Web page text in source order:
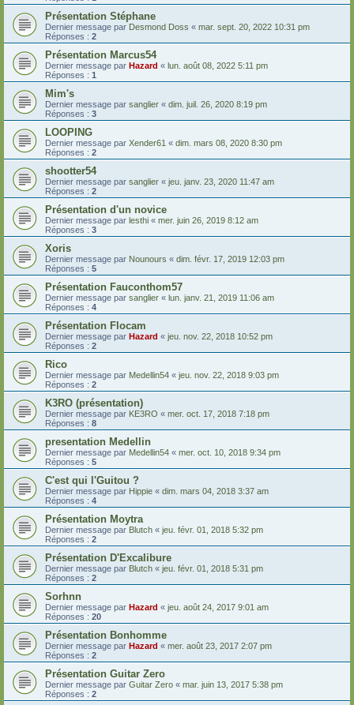
Présentation Stéphane
Dernier message par Desmond Doss « mar. sept. 20, 2022 10:31 pm
Réponses : 2
Présentation Marcus54
Dernier message par Hazard « lun. août 08, 2022 5:11 pm
Réponses : 1
Mim's
Dernier message par sanglier « dim. juil. 26, 2020 8:19 pm
Réponses : 3
LOOPING
Dernier message par Xender61 « dim. mars 08, 2020 8:30 pm
Réponses : 2
shootter54
Dernier message par sanglier « jeu. janv. 23, 2020 11:47 am
Réponses : 2
Présentation d'un novice
Dernier message par lesthi « mer. juin 26, 2019 8:12 am
Réponses : 3
Xoris
Dernier message par Nounours « dim. févr. 17, 2019 12:03 pm
Réponses : 5
Présentation Fauconthom57
Dernier message par sanglier « lun. janv. 21, 2019 11:06 am
Réponses : 4
Présentation Flocam
Dernier message par Hazard « jeu. nov. 22, 2018 10:52 pm
Réponses : 2
Rico
Dernier message par Medellin54 « jeu. nov. 22, 2018 9:03 pm
Réponses : 2
K3RO (présentation)
Dernier message par KE3RO « mer. oct. 17, 2018 7:18 pm
Réponses : 8
presentation Medellin
Dernier message par Medellin54 « mer. oct. 10, 2018 9:34 pm
Réponses : 5
C'est qui l'Guitou ?
Dernier message par Hippie « dim. mars 04, 2018 3:37 am
Réponses : 4
Présentation Moytra
Dernier message par Blutch « jeu. févr. 01, 2018 5:32 pm
Réponses : 2
Présentation D'Excalibure
Dernier message par Blutch « jeu. févr. 01, 2018 5:31 pm
Réponses : 2
Sorhnn
Dernier message par Hazard « jeu. août 24, 2017 9:01 am
Réponses : 20
Présentation Bonhomme
Dernier message par Hazard « mer. août 23, 2017 2:07 pm
Réponses : 2
Présentation Guitar Zero
Dernier message par Guitar Zero « mar. juin 13, 2017 5:38 pm
Réponses : 2